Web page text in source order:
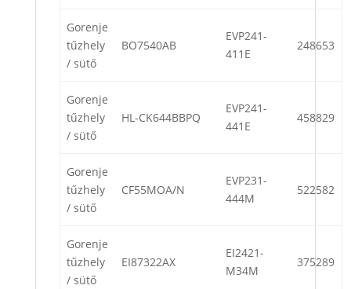
Gorenje
tűzhely
/ sütő
BO7540AB
EVP241-
411E
248653
Gorenje
tűzhely
/ sütő
HL-CK644BBPQ
EVP241-
441E
458829
Gorenje
tűzhely
/ sütő
CF55MOA/N
EVP231-
444M
522582
Gorenje
tűzhely
/ sütő
EI87322AX
EI2421-
M34M
375289